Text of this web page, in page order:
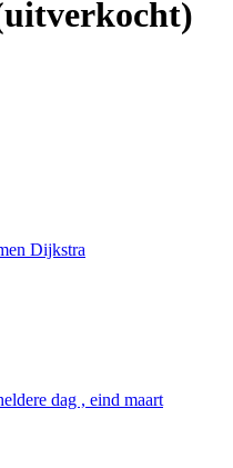
Dijkstra